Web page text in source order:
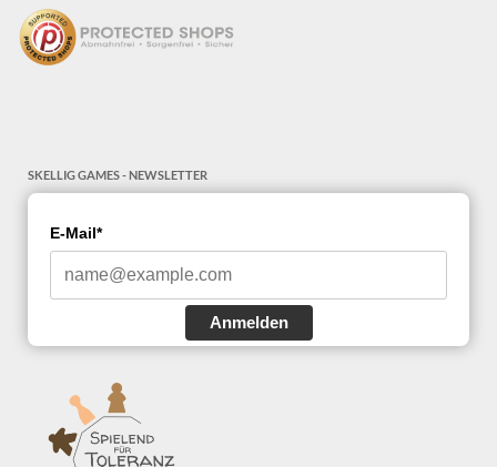
SKELLIG GAMES - NEWSLETTER
E-Mail*
Anmelden